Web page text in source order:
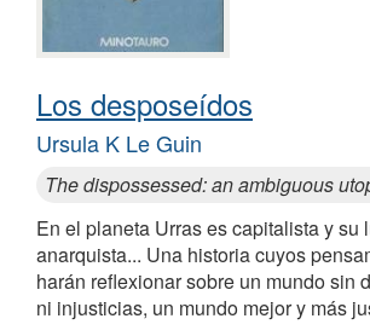
Los desposeídos
Ursula K Le Guin
The dispossessed: an ambiguous
En el planeta Urras es capitalista y su
anarquista... Una historia cuyos
harán reflexionar sobre un mundo sin
ni injusticias, un mundo mejor y más